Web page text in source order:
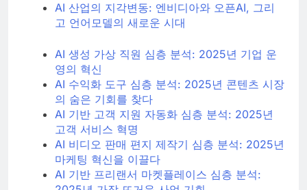
AI 산업의 지각변동: 엔비디아와 오픈AI, 그리
고 언어모델의 새로운 시대
AI 생성 가상 직원 심층 분석: 2025년 기업 운
영의 혁신
AI 수익화 도구 심층 분석: 2025년 콘텐츠 시장
의 숨은 기회를 찾다
AI 기반 고객 지원 자동화 심층 분석: 2025년
고객 서비스 혁명
AI 비디오 판매 편지 제작기 심층 분석: 2025년
마케팅 혁신을 이끌다
AI 기반 프리랜서 마켓플레이스 심층 분석: